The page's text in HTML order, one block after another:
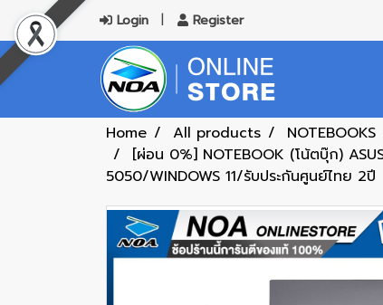
Login Register
Home All products NOTEBOOKS
[ผ่อน 0%] NOTEBOOK (โน้ตบุ๊ก)
5050/WINDOWS 11/รับประกันศูนย์ไทย 2ปี